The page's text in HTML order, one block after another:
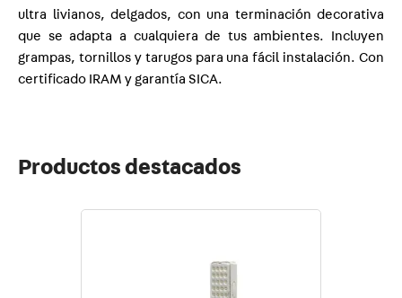
ultra livianos, delgados, con una terminación decorativa
que se adapta a cualquiera de tus ambientes. Incluyen
grampas, tornillos y tarugos para una fácil instalación. Con
certificado IRAM y garantía SICA.
Productos destacados